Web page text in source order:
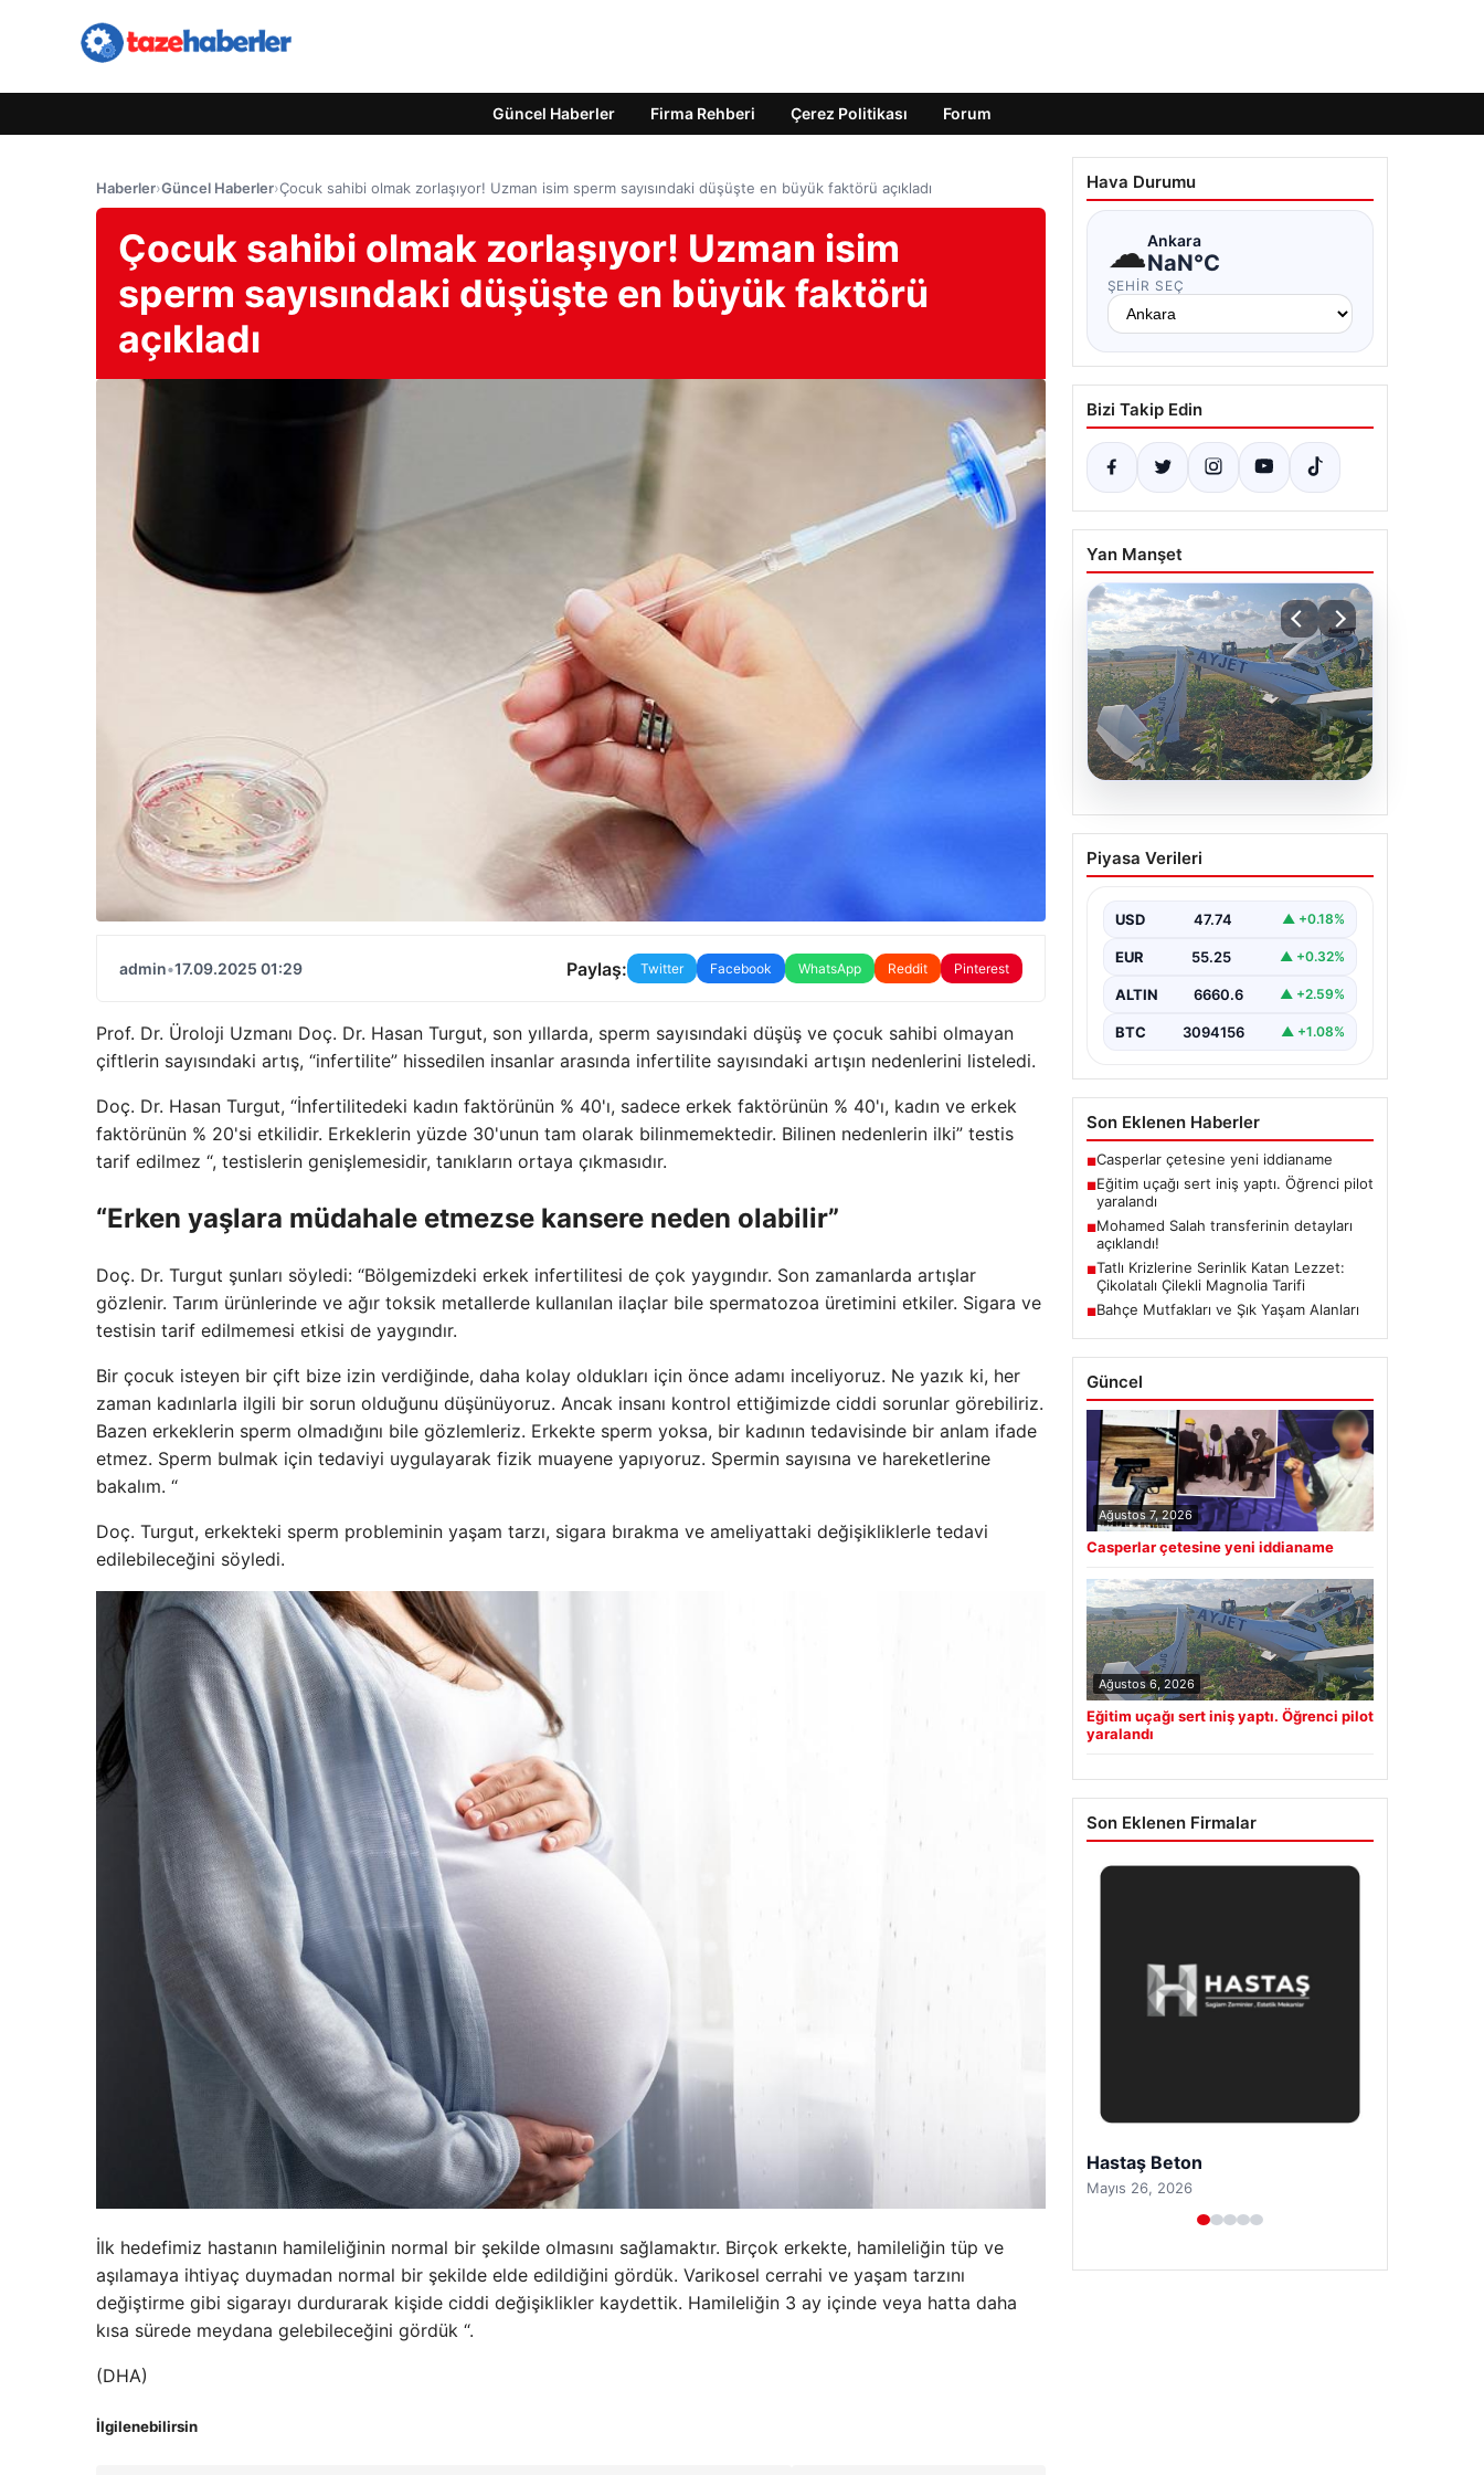
Güncel Haberler Firma Rehberi Çerez Politikası Forum
Haberler›Güncel Haberler›Çocuk sahibi olmak zorlaşıyor! Uzman isim sperm sayısındaki düşüşte en büyük faktörü açıkladı
Çocuk sahibi olmak zorlaşıyor! Uzman isim
sperm sayısındaki düşüşte en büyük faktörü
açıkladı
admin•17.09.2025 01:29 Paylaş: Twitter Facebook WhatsApp Reddit Pinterest
Prof. Dr. Üroloji Uzmanı Doç. Dr. Hasan Turgut, son yıllarda, sperm sayısındaki düşüş ve çocuk sahibi olmayan
çiftlerin sayısındaki artış, “infertilite” hissedilen insanlar arasında infertilite sayısındaki artışın nedenlerini listeledi.
Doç. Dr. Hasan Turgut, “İnfertilitedeki kadın faktörünün % 40'ı, sadece erkek faktörünün % 40'ı, kadın ve erkek
faktörünün % 20'si etkilidir. Erkeklerin yüzde 30'unun tam olarak bilinmemektedir. Bilinen nedenlerin ilki” testis
tarif edilmez “, testislerin genişlemesidir, tanıkların ortaya çıkmasıdır.
“Erken yaşlara müdahale etmezse kansere neden olabilir”
Doç. Dr. Turgut şunları söyledi: “Bölgemizdeki erkek infertilitesi de çok yaygındır. Son zamanlarda artışlar
gözlenir. Tarım ürünlerinde ve ağır toksik metallerde kullanılan ilaçlar bile spermatozoa üretimini etkiler. Sigara ve
testisin tarif edilmemesi etkisi de yaygındır.
Bir çocuk isteyen bir çift bize izin verdiğinde, daha kolay oldukları için önce adamı inceliyoruz. Ne yazık ki, her
zaman kadınlarla ilgili bir sorun olduğunu düşünüyoruz. Ancak insanı kontrol ettiğimizde ciddi sorunlar görebiliriz.
Bazen erkeklerin sperm olmadığını bile gözlemleriz. Erkekte sperm yoksa, bir kadının tedavisinde bir anlam ifade
etmez. Sperm bulmak için tedaviyi uygulayarak fizik muayene yapıyoruz. Spermin sayısına ve hareketlerine
bakalım. “
Doç. Turgut, erkekteki sperm probleminin yaşam tarzı, sigara bırakma ve ameliyattaki değişikliklerle tedavi
edilebileceğini söyledi.
İlk hedefimiz hastanın hamileliğinin normal bir şekilde olmasını sağlamaktır. Birçok erkekte, hamileliğin tüp ve
aşılamaya ihtiyaç duymadan normal bir şekilde elde edildiğini gördük. Varikosel cerrahi ve yaşam tarzını
değiştirme gibi sigarayı durdurarak kişide ciddi değişiklikler kaydettik. Hamileliğin 3 ay içinde veya hatta daha
kısa sürede meydana gelebileceğini gördük “.
(DHA)
İlgilenebilirsin
Hava Durumu
☁Ankara
NaN°C
ŞEHIR SEÇ
Bizi Takip Edin
Yan Manşet
Eğitim uçağı sert iniş
yaptı. Öğrenci pilot
Piyasa Verileri
USD 47.74 ▲ +0.18%
EUR 55.25 ▲ +0.32%
ALTIN 6660.6 ▲ +2.59%
BTC 3094156 ▲ +1.08%
Son Eklenen Haberler
■Casperlar çetesine yeni iddianame
■Eğitim uçağı sert iniş yaptı. Öğrenci pilot
yaralandı
■Mohamed Salah transferinin detayları
açıklandı!
■Tatlı Krizlerine Serinlik Katan Lezzet:
Çikolatalı Çilekli Magnolia Tarifi
■Bahçe Mutfakları ve Şık Yaşam Alanları
Güncel
Ağustos 7, 2026
Casperlar çetesine yeni iddianame
Ağustos 6, 2026
Eğitim uçağı sert iniş yaptı. Öğrenci pilot
yaralandı
Son Eklenen Firmalar
Prenses Night Club
Nisan 29, 2026